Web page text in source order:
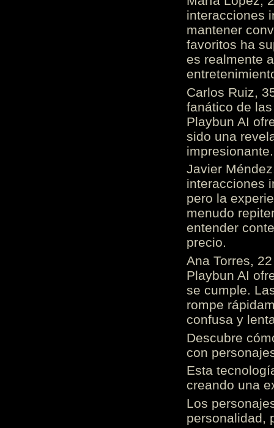
interacciones
mantener
favoritos ha
es realmente
Carlos Ruiz,
fanático de
Playbun AI
sido una
Javier
interacciones
pero la
menudo
entender
precio.
Ana Torres,
Playbun AI
se cumple.
rompe
confusa y
Descubre
con
Esta
creando una
Los
personalidad,